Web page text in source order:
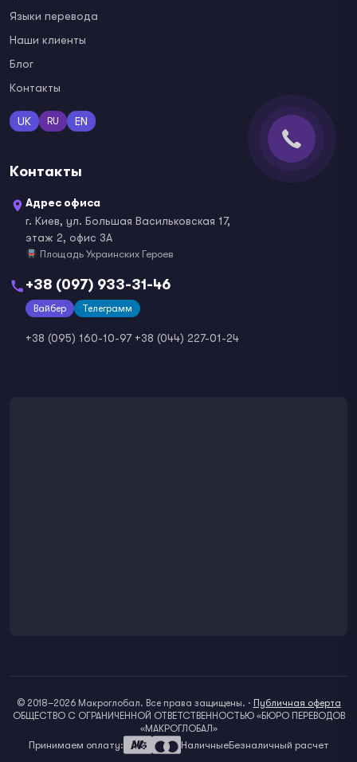
Языки перевода
Наши клиенты
Блог
Контакты
UK RU EN
Контакты
Адрес офиса
г. Киев, ул. Большая Васильковская 17,
этаж 2, офис 3А
Площадь Украинских Героев
+38 (097) 933-31-46
Вайбер Телеграмм
+38 (095) 160-10-97 +38 (044) 227-01-24
© 2018–2026 Макроглобал. Все права защищены. · Публичная оферта
ОБЩЕСТВО С ОГРАНИЧЕННОЙ ОТВЕТСТВЕННОСТЬЮ «БЮРО ПЕРЕВОДОВ
«МАКРОГЛОБАЛ»
Принимаем оплату: НаличныеБезналичный расчет